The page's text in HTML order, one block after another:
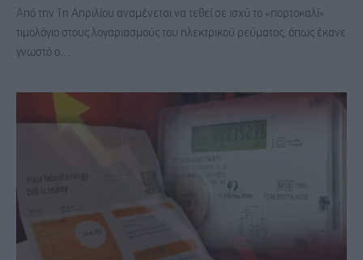
Από την 1η Απριλίου αναμένεται να τεθεί σε ισχύ το «πορτοκαλί»
τιμολόγιο στους λογαριασμούς του ηλεκτρικού ρεύματος, όπως έκανε
γνωστό ο…